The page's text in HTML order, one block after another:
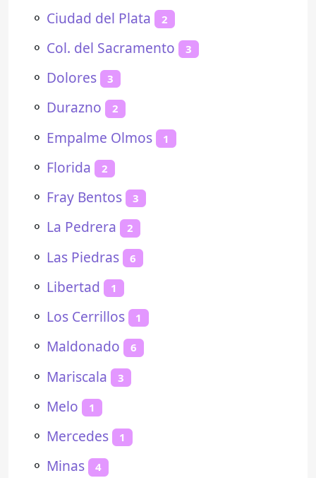
⚬ Ciudad del Plata 2
⚬ Col. del Sacramento 3
⚬ Dolores 3
⚬ Durazno 2
⚬ Empalme Olmos 1
⚬ Florida 2
⚬ Fray Bentos 3
⚬ La Pedrera 2
⚬ Las Piedras 6
⚬ Libertad 1
⚬ Los Cerrillos 1
⚬ Maldonado 6
⚬ Mariscala 3
⚬ Melo 1
⚬ Mercedes 1
⚬ Minas 4